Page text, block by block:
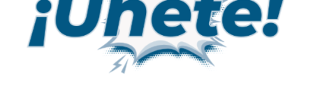
Día Mundial de la Arquitectura
Publicado en Construcción Sostenible 25 Sep 2025